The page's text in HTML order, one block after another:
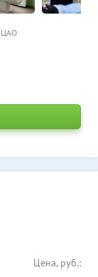
ЦАО
Цена, руб.: